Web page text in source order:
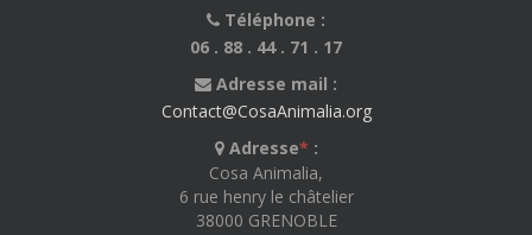
Téléphone :
06 . 88 . 44 . 71 . 17
Adresse mail :
Contact@CosaAnimalia.org
Adresse* :
Cosa Animalia,
6 rue henry le châtelier
38000 GRENOBLE